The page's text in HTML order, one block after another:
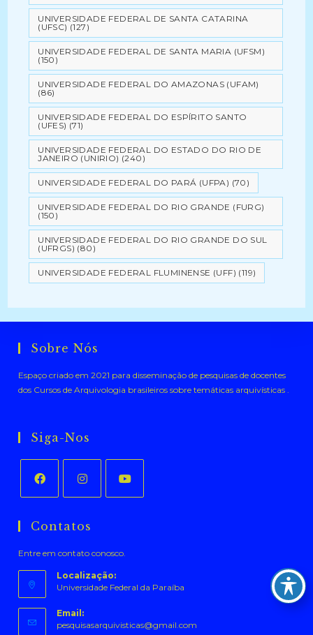
UNIVERSIDADE FEDERAL DE SANTA CATARINA
(UFSC) (127)
UNIVERSIDADE FEDERAL DE SANTA MARIA (UFSM)
(150)
UNIVERSIDADE FEDERAL DO AMAZONAS (UFAM)
(86)
UNIVERSIDADE FEDERAL DO ESPÍRITO SANTO
(UFES) (71)
UNIVERSIDADE FEDERAL DO ESTADO DO RIO DE
JANEIRO (UNIRIO) (240)
UNIVERSIDADE FEDERAL DO PARÁ (UFPA) (70)
UNIVERSIDADE FEDERAL DO RIO GRANDE (FURG)
(150)
UNIVERSIDADE FEDERAL DO RIO GRANDE DO SUL
(UFRGS) (80)
UNIVERSIDADE FEDERAL FLUMINENSE (UFF) (119)
Sobre Nós
Espaço criado em 2021 para disseminação de pesquisas de docentes
dos Cursos de Arquivologia brasileiros sobre temáticas arquivísticas .
Siga-Nos
em
nova
aba
em
nova
aba
nova
aba
Contatos
Entre em contato conosco.
Localização:
Universidade Federal da Paraíba
Email:
pesquisasarquivisticas@gmail.com